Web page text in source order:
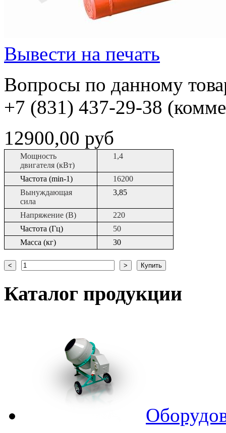
Вывести на печать
Вопросы по данному
+7 (831) 437-29-38
12900,00 руб
Мощность
двигателя (кВт)
1,4
Частота (min-1)
16200
Вынуждающая
сила
3,85
Напряжение (В)
220
Частота (Гц)
50
Масса (кг)
30
Каталог продукции